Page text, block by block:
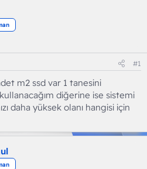
e
#1
m2 ssd var 1 tanesini
diğerine ise sistemi
daha yüksek olanı hangisi için